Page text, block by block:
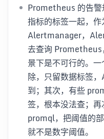
Prometheus 的告
指标的标签一起，
Alertmanager，
去查询 Prometheus
景下是不可行的。
除，只留数据标签
到；其次，有些
签，根本没法查；
promql，把阈值的
就不是数字阈值。